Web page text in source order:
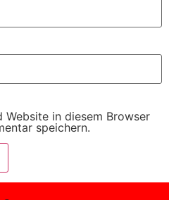
Website in diesem Browser
speichern.